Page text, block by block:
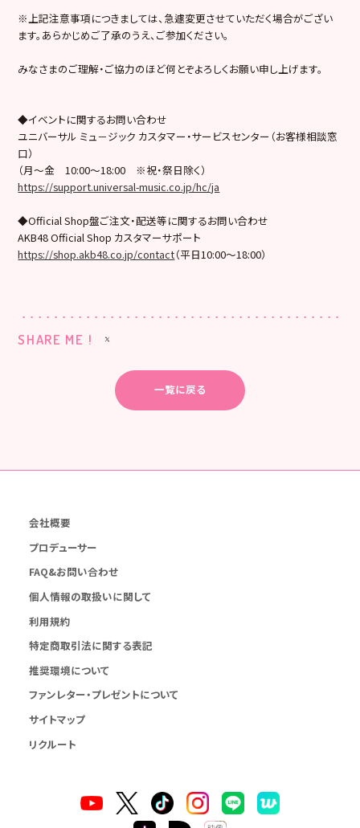
※上記注意事項につきましては、急遽変更させていただく場合がござい
ます。あらかじめご了承のうえ、ご参加ください。
みなさまのご理解・ご協力のほど何とぞよろしくお願い申し上げます。
◆イベントに関するお問い合わせ
ユニバーサル ミュ－ジック カスタマー・サービスセンター（お客様相談窓
口）
（月～金 10:00～18:00 ※祝・祭日除く）
https://support.universal-music.co.jp/hc/ja
◆Official Shop盤ご注文・配送等に関するお問い合わせ
AKB48 Official Shop カスタマーサポート
https://shop.akb48.co.jp/contact（平日10:00～18:00）
SHARE ME !
一覧に戻る
会社概要
プロデューサー
FAQ&お問い合わせ
個人情報の取扱いに関して
利用規約
特定商取引法に関する表記
推奨環境について
ファンレター・プレゼントについて
サイトマップ
リクルート